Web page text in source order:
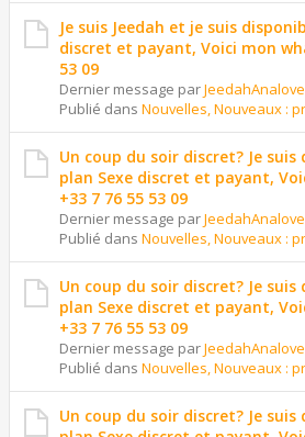
Je suis Jeedah et je suis
discret et payant, Voici mon
53 09
Dernier message parJeedahAnalove
Publié dans Nouvelles, Nouveaux :
Un coup du soir discret? Je
plan Sexe discret et payant,
+33 7 76 55 53 09
Dernier message parJeedahAnalove
Publié dans Nouvelles, Nouveaux :
Un coup du soir discret? Je
plan Sexe discret et payant,
+33 7 76 55 53 09
Dernier message parJeedahAnalove
Publié dans Nouvelles, Nouveaux :
Un coup du soir discret? Je